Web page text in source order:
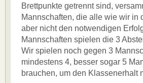
Brettpunkte getrennt sind,
Mannschaften, die alle wie wir in
aber nicht den notwendigen
Mannschaften spielen die 3
Wir spielen noch gegen 3
mindestens 4, besser sogar 5
brauchen, um den Klassenerhalt